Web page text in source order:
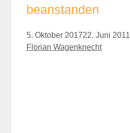
beanstanden
5. Oktober 201722. Juni 2011
Florian Wagenknecht